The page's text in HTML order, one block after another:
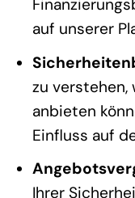
auf unserer
zu verstehen,
anbieten
Einfluss auf
Ihrer